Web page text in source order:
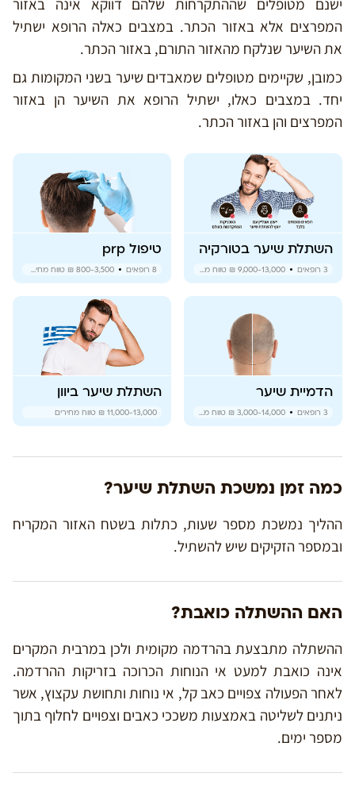
המפרצים אלא באזור הכתר. במצבים כאלה הרופא ישתיל
את השיער שנלקח מהאזור התורם, באזור הכתר.
כמובן, שקיימים מטופלים שמאבדים שיער בשני המקומות גם
יחד. במצבים כאלו, ישתיל הרופא את השיער הן באזור
המפרצים והן באזור הכתר.
השתלת שיער בטורקיה
3 רופאים 9,000-13,000 ₪ טווח מחירים
טיפול prp
8 רופאים 800-3,500 ₪ טווח מחירים
הדמיית שיער
3 רופאים 3,000-14,000 ₪ טווח מחירים
השתלת שיער ביוון
11,000-13,000 ₪ טווח מחירים
כמה זמן נמשכת השתלת שיער?
ההליך נמשכת מספר שעות, כתלות בשטח האזור המקריח
ובמספר הזקיקים שיש להשתיל.
האם ההשתלה כואבת?
ההשתלה מתבצעת בהרדמה מקומית ולכן במרבית המקרים
אינה כואבת למעט אי הנוחות הכרוכה בזריקות ההרדמה.
לאחר הפעולה צפויים כאב קל, אי נוחות ותחושת עקצוץ, אשר
ניתנים לשליטה באמצעות משככי כאבים וצפויים לחלוף בתוך
מספר ימים.